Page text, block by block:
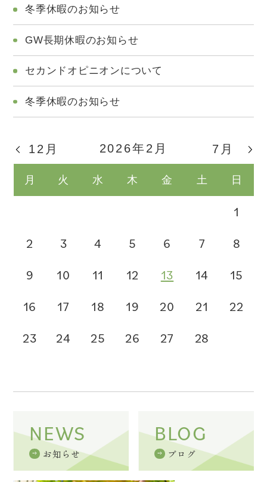
冬季休暇のお知らせ
GW長期休暇のお知らせ
セカンドオピニオンについて
冬季休暇のお知らせ
2026年2月
月 火 水 木 金 土 日
12月 7月
1
2 3 4 5 6 7 8
9 10 11 12 13 14 15
16 17 18 19 20 21 22
23 24 25 26 27 28
NEWS
お知らせ
BLOG
ブログ